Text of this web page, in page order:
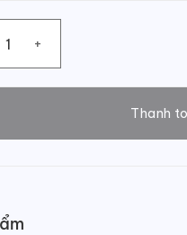
tiết quả trám số lượng
Thanh